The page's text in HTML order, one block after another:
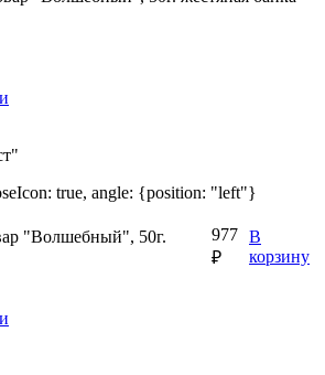
true, angle: {position: "left"}
"Волшебный", 50г.
977
₽
В
корзину